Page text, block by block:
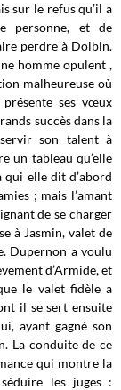
sur le refus qu’il a
personne, et de
perdre à Dolbin.
homme opulent ,
malheureuse où
ses vœux
succès dans la
son talent à
un tableau qu’elle
qui elle dit d’abord
; mais l’amant
de se charger
à Jasmin, valet de
Dupernon a voulu
d’Armide, et
le valet fidèle a
il se sert ensuite
ayant gagné son
La conduite de ce
qui montre la
les juges :